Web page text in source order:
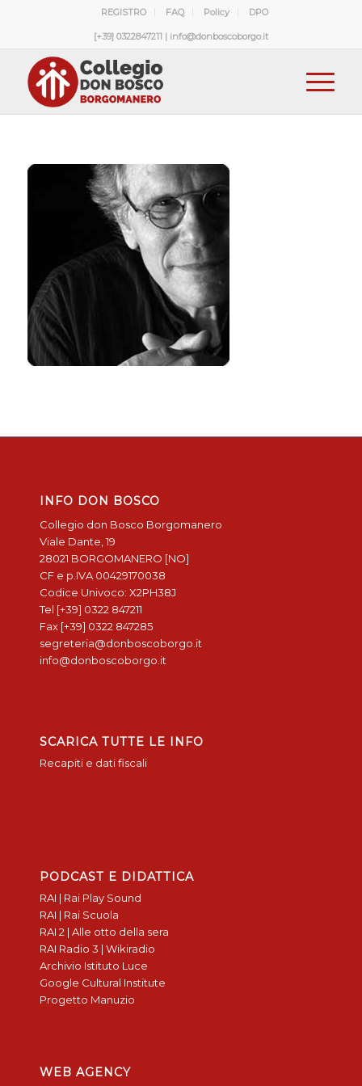
REGISTRO FAQ Policy DPO
[+39] 0322847211 | info@donboscoborgo.it
INFO DON BOSCO
Collegio don Bosco Borgomanero
Viale Dante, 19
28021 BORGOMANERO [NO]
CF e p.IVA 00429170038
Codice Univoco: X2PH38J
Tel [+39] 0322 847211
Fax [+39] 0322 847285
segreteria@donboscoborgo.it
info@donboscoborgo.it
SCARICA TUTTE LE INFO
Recapiti e dati fiscali
PODCAST E DIDATTICA
RAI | Rai Play Sound
RAI | Rai Scuola
RAI 2 | Alle otto della sera
RAI Radio 3 | Wikiradio
Archivio Istituto Luce
Google Cultural Institute
Progetto Manuzio
WEB AGENCY